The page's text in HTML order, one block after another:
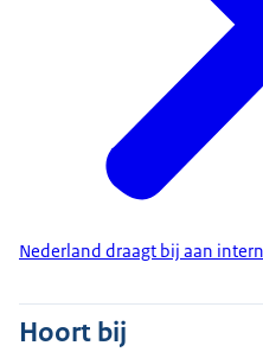
Nederland draagt bij aan
Hoort bij